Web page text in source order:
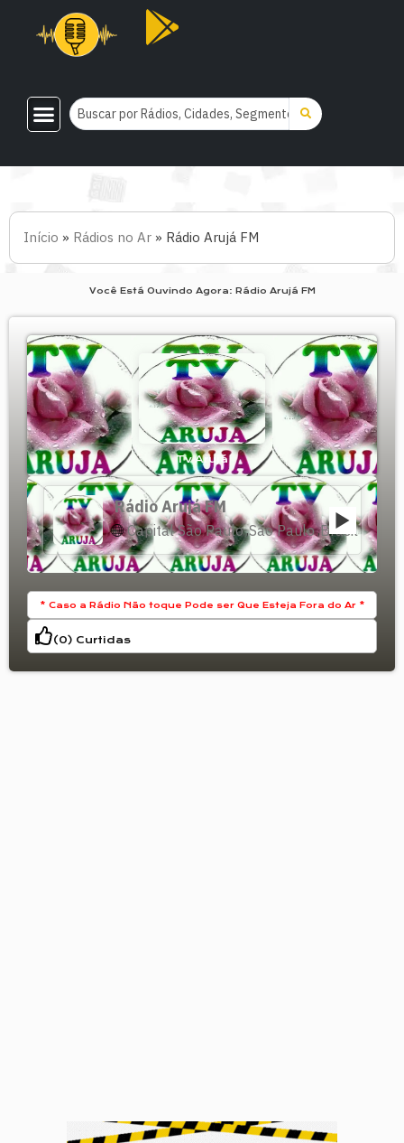
Início » Rádios no Ar » Rádio Arujá FM
Você Está Ouvindo Agora: Rádio Arujá FM
Tv Arujá
Rádio Arujá FM
Capital São Paulo,São Paulo,Brasil
* Caso a Rádio Não toque Pode ser Que Esteja Fora do Ar *
(0) Curtidas